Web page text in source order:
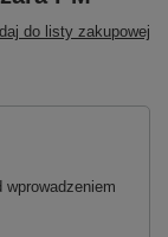
do listy zakupowej